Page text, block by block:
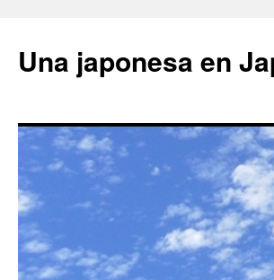
Una japonesa en